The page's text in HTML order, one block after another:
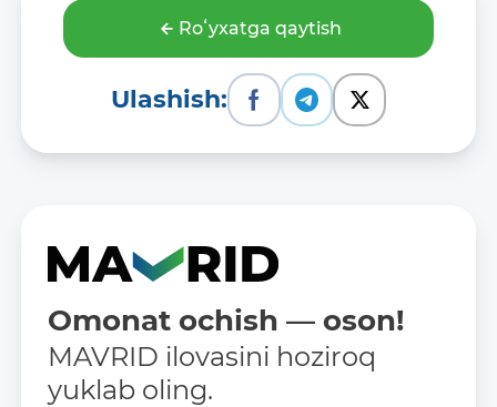
Roʻyxatga qaytish
Ulashish:
Omonat ochish — oson!
MAVRID ilovasini hoziroq
yuklab oling.